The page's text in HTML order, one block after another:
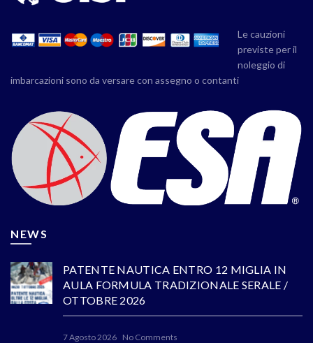
Le cauzioni
previste per il
noleggio di
imbarcazioni sono da versare con assegno o contanti
NEWS
PATENTE NAUTICA ENTRO 12 MIGLIA IN
AULA FORMULA TRADIZIONALE SERALE /
OTTOBRE 2026
7 Agosto 2026 No Comments